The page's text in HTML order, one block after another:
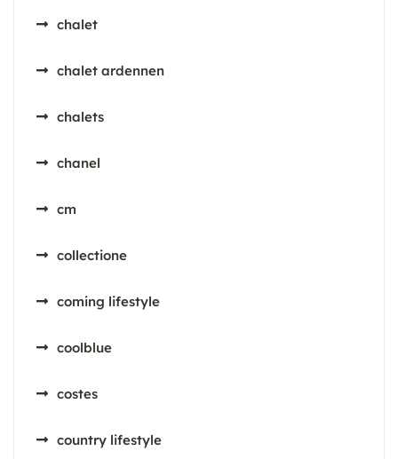
chalet
chalet ardennen
chalets
chanel
cm
collectione
coming lifestyle
coolblue
costes
country lifestyle